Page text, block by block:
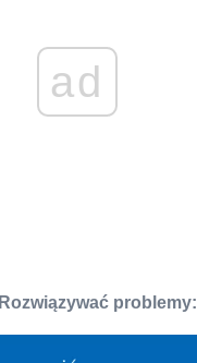
ad
Rozwiązywać problemy: